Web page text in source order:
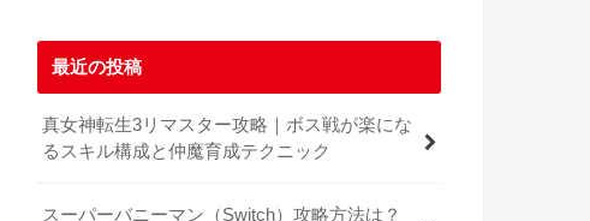
最近の投稿
真女神転生3リマスター攻略｜ボス戦が楽にな
るスキル構成と仲魔育成テクニック
スーパーバニーマン（Switch）攻略方法は？